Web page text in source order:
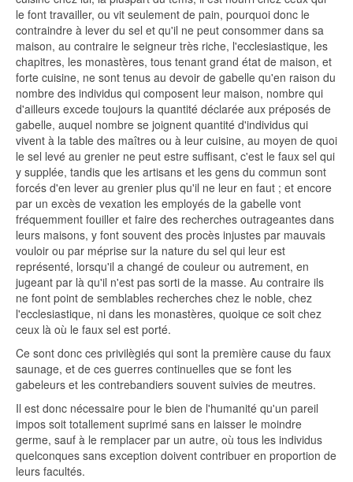
le font travailler, ou vit seulement de pain, pourquoi donc le
contraindre à lever du sel et qu'il ne peut consommer dans sa
maison, au contraire le seigneur très riche, l'ecclesiastique, les
chapitres, les monastères, tous tenant grand état de maison, et
forte cuisine, ne sont tenus au devoir de gabelle qu'en raison du
nombre des individus qui composent leur maison, nombre qui
d'ailleurs excede toujours la quantité déclarée aux préposés de
gabelle, auquel nombre se joignent quantité d'individus qui
vivent à la table des maîtres ou à leur cuisine, au moyen de quoi
le sel levé au grenier ne peut estre suffisant, c'est le faux sel qui
y supplée, tandis que les artisans et les gens du commun sont
forcés d'en lever au grenier plus qu'il ne leur en faut ; et encore
par un excès de vexation les employés de la gabelle vont
fréquemment fouiller et faire des recherches outrageantes dans
leurs maisons, y font souvent des procès injustes par mauvais
vouloir ou par méprise sur la nature du sel qui leur est
représenté, lorsqu'il a changé de couleur ou autrement, en
jugeant par là qu'il n'est pas sorti de la masse. Au contraire ils
ne font point de semblables recherches chez le noble, chez
l'ecclesiastique, ni dans les monastères, quoique ce soit chez
ceux là où le faux sel est porté.
Ce sont donc ces privilègiés qui sont la première cause du faux
saunage, et de ces guerres continuelles que se font les
gabeleurs et les contrebandiers souvent suivies de meutres.
Il est donc nécessaire pour le bien de l'humanité qu'un pareil
impos soit totallement suprimé sans en laisser le moindre
germe, sauf à le remplacer par un autre, où tous les individus
quelconques sans exception doivent contribuer en proportion de
leurs facultés.